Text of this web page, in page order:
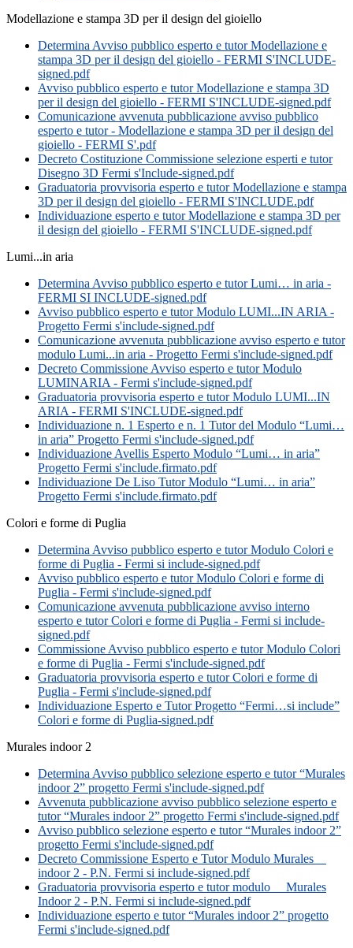
Modellazione e stampa 3D per il design del gioiello
Determina Avviso pubblico esperto e tutor Modellazione e
stampa 3D per il design del gioiello - FERMI S'INCLUDE-
signed.pdf
Avviso pubblico esperto e tutor Modellazione e stampa 3D
per il design del gioiello - FERMI S'INCLUDE-signed.pdf
Comunicazione avvenuta pubblicazione avviso pubblico
esperto e tutor - Modellazione e stampa 3D per il design del
gioiello - FERMI S'.pdf
Decreto Costituzione Commissione selezione esperti e tutor
Disegno 3D Fermi s'Include-signed.pdf
Graduatoria provvisoria esperto e tutor Modellazione e stampa
3D per il design del gioiello - FERMI S'INCLUDE.pdf
Individuazione esperto e tutor Modellazione e stampa 3D per
il design del gioiello - FERMI S'INCLUDE-signed.pdf
Lumi...in aria
Determina Avviso pubblico esperto e tutor Lumi… in aria -
FERMI SI INCLUDE-signed.pdf
Avviso pubblico esperto e tutor Modulo LUMI...IN ARIA -
Progetto Fermi s'include-signed.pdf
Comunicazione avvenuta pubblicazione avviso esperto e tutor
modulo Lumi...in aria - Progetto Fermi s'include-signed.pdf
Decreto Commissione Avviso esperto e tutor Modulo
LUMINARIA - Fermi s'include-signed.pdf
Graduatoria provvisoria esperto e tutor Modulo LUMI...IN
ARIA - FERMI S'INCLUDE-signed.pdf
Individuazione n. 1 Esperto e n. 1 Tutor del Modulo “Lumi…
in aria” Progetto Fermi s'include-signed.pdf
Individuazione Avellis Esperto Modulo “Lumi… in aria”
Progetto Fermi s'include.firmato.pdf
Individuazione De Liso Tutor Modulo “Lumi… in aria”
Progetto Fermi s'include.firmato.pdf
Colori e forme di Puglia
Determina Avviso pubblico esperto e tutor Modulo Colori e
forme di Puglia - Fermi si include-signed.pdf
Avviso pubblico esperto e tutor Modulo Colori e forme di
Puglia - Fermi s'include-signed.pdf
Comunicazione avvenuta pubblicazione avviso interno
esperto e tutor Colori e forme di Puglia - Fermi si include-
signed.pdf
Commissione Avviso pubblico esperto e tutor Modulo Colori
e forme di Puglia - Fermi s'include-signed.pdf
Graduatoria provvisoria esperto e tutor Colori e forme di
Puglia - Fermi s'include-signed.pdf
Individuazione Esperto e Tutor Progetto “Fermi…si include”
Colori e forme di Puglia-signed.pdf
Murales indoor 2
Determina Avviso pubblico selezione esperto e tutor “Murales
indoor 2” progetto Fermi s'include-signed.pdf
Avvenuta pubblicazione avviso pubblico selezione esperto e
tutor “Murales indoor 2” progetto Fermi s'include-signed.pdf
Avviso pubblico selezione esperto e tutor “Murales indoor 2”
progetto Fermi s'include-signed.pdf
Decreto Commissione Esperto e Tutor Modulo Murales__
indoor 2 - P.N. Fermi si include-signed.pdf
Graduatoria provvisoria esperto e tutor modulo__ Murales
Indoor 2 - P.N. Fermi si include-signed.pdf
Individuazione esperto e tutor “Murales indoor 2” progetto
Fermi s'include-signed.pdf